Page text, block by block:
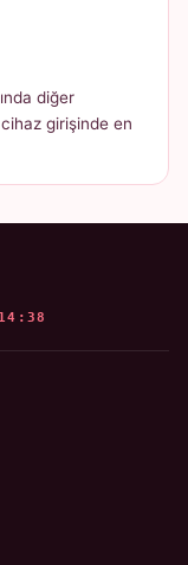
diğer
girişinde en